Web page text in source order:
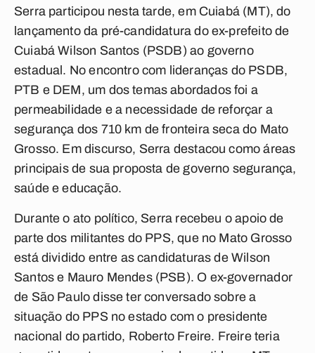
Serra participou nesta tarde, em Cuiabá (MT), do
lançamento da pré-candidatura do ex-prefeito de
Cuiabá Wilson Santos (PSDB) ao governo
estadual. No encontro com lideranças do PSDB,
PTB e DEM, um dos temas abordados foi a
permeabilidade e a necessidade de reforçar a
segurança dos 710 km de fronteira seca do Mato
Grosso. Em discurso, Serra destacou como áreas
principais de sua proposta de governo segurança,
saúde e educação.
Durante o ato político, Serra recebeu o apoio de
parte dos militantes do PPS, que no Mato Grosso
está dividido entre as candidaturas de Wilson
Santos e Mauro Mendes (PSB). O ex-governador
de São Paulo disse ter conversado sobre a
situação do PPS no estado com o presidente
nacional do partido, Roberto Freire. Freire teria